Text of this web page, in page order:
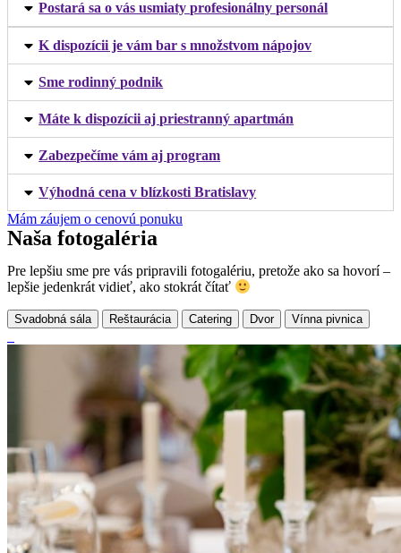
Postará sa o vás usmiaty profesionálny personál
K dispozícii je vám bar s množstvom nápojov
Sme rodinný podnik
Máte k dispozícii aj priestranný apartmán
Zabezpečíme vám aj program
Výhodná cena v blízkosti Bratislavy
Mám záujem o cenovú ponuku
Naša fotogaléria
Pre lepšiu sme pre vás pripravili fotogalériu, pretože ako sa hovorí –
lepšie jedenkrát vidieť, ako stokrát čítať
Svadobná sála Reštaurácia Catering Dvor Vínna pivnica